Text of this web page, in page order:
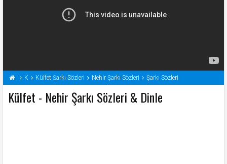
31 May
2025
K Külfet Şarkı Sözleri Nehir Şarkı Sözleri Şarkı Sözleri
Külfet - Nehir Şarkı Sözleri & Dinle